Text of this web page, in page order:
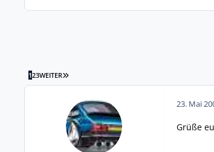
123WEITER LETZTE SEITE
23. Mai
Grüße